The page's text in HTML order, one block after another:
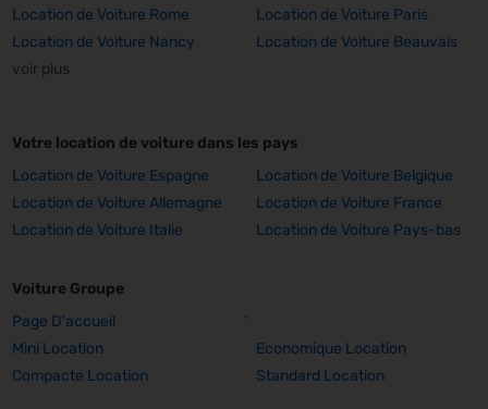
Location de Voiture Rome
Location de Voiture Paris
Location de Voiture Nancy
Location de Voiture Beauvais
voir plus
Votre location de voiture dans les pays
Location de Voiture Espagne
Location de Voiture Belgique
Location de Voiture Allemagne
Location de Voiture France
Location de Voiture Italie
Location de Voiture Pays-bas
Voiture Groupe
Page D'accueil
'
Mini Location
Economique Location
Compacte Location
Standard Location